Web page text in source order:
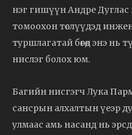
нэг гишүүн Андре Дуглас
томоохон төслүүдэд
туршлагатай бөгөөд энэ
нислэг болох юм.
Багийн нисгэгч Лука
сансрын алхалтын үеэр
улмаас амь насанд нь